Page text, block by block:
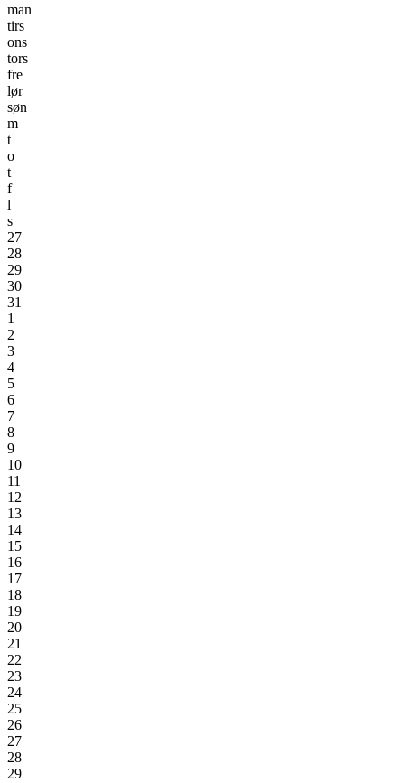
man
tirs
ons
tors
fre
lør
søn
m
t
o
t
f
l
s
27
28
29
30
31
1
2
3
4
5
6
7
8
9
10
11
12
13
14
15
16
17
18
19
20
21
22
23
24
25
26
27
28
29